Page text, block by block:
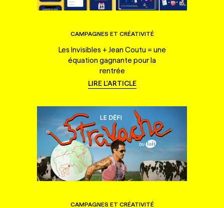
CAMPAGNES ET CRÉATIVITÉ
Les Invisibles + Jean Coutu = une
équation gagnante pour la
rentrée
LIRE L'ARTICLE
CAMPAGNES ET CRÉATIVITÉ